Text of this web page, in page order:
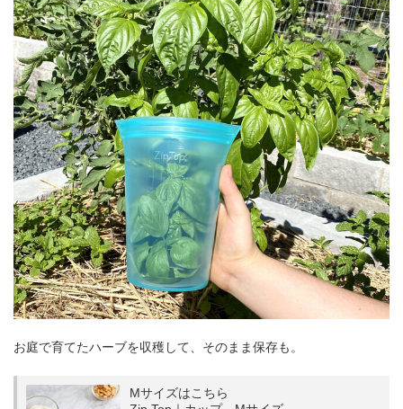
お庭で育てたハーブを収穫して、そのまま保存も。
Mサイズはこちら